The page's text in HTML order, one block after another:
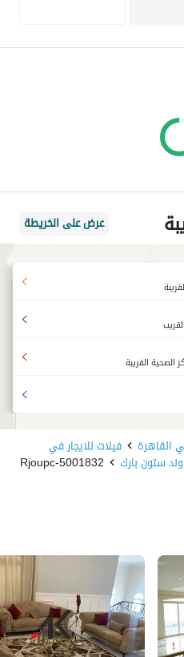
عرض على الخريطة
الصحية القريبة
القاهرة فيلات للايجار في
ستون بارك 5001832-Rjoupc